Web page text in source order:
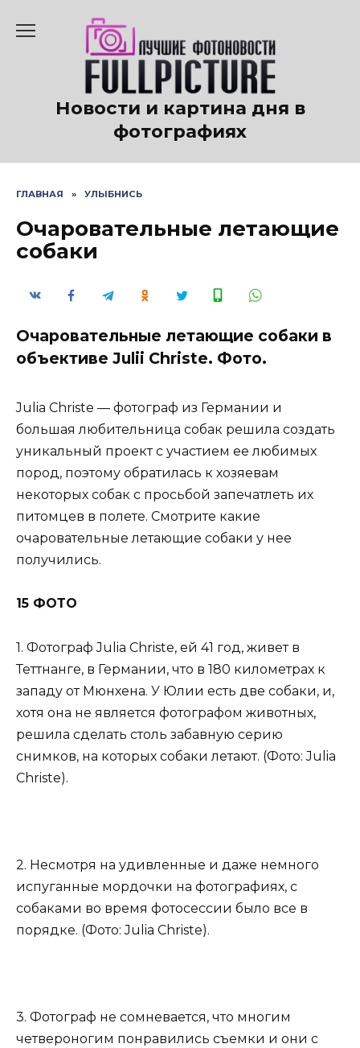
содержанию
Новости и картина дня в
фотографиях
ГЛАВНАЯ » УЛЫБНИСЬ
Очаровательные летающие
собаки
Очаровательные летающие собаки в
объективе Julii Christe. Фото.
Julia Christe — фотограф из Германии и
большая любительница собак решила создать
уникальный проект с участием ее любимых
пород, поэтому обратилась к хозяевам
некоторых собак с просьбой запечатлеть их
питомцев в полете. Смотрите какие
очаровательные летающие собаки у нее
получились.
15 ФОТО
1. Фотограф Julia Christe, ей 41 год, живет в
Теттнанге, в Германии, что в 180 километрах к
западу от Мюнхена. У Юлии есть две собаки, и,
хотя она не является фотографом животных,
решила сделать столь забавную серию
снимков, на которых собаки летают. (Фото: Julia
Christe).
2. Несмотря на удивленные и даже немного
испуганные мордочки на фотографиях, с
собаками во время фотосессии было все в
порядке. (Фото: Julia Christe).
3. Фотограф не сомневается, что многим
четвероногим понравились съемки и они с